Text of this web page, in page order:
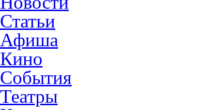
Статьи
Афиша
Кино
События
Театры